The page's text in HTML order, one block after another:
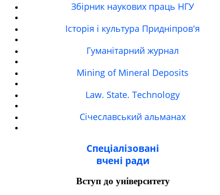
Збірник наукових праць НГУ
Історія і культура Придніпров'я
Гуманітарний журнал
Mining of Mineral Deposits
Law. State. Technology
Січеславський альманах
Спеціалізовані
вчені ради
Вступ до університету